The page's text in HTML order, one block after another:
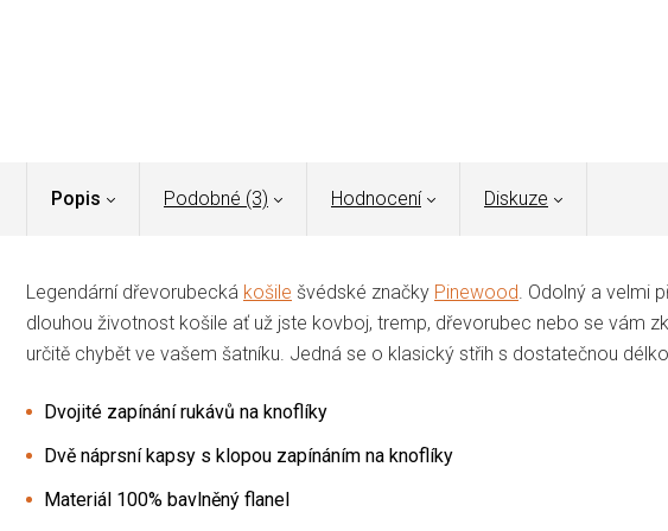
Popis Podobné (3) Hodnocení Diskuze
Legendární dřevorubecká košile švédské značky Pinewood. Odolný a velmi
dlouhou životnost košile ať už jste kovboj, tremp, dřevorubec nebo se vám
určitě chybět ve vašem šatníku. Jedná se o klasický střih s dostatečnou
Dvojité zapínání rukávů na knoflíky
Dvě náprsní kapsy s klopou zapínáním na knoflíky
Materiál 100% bavlněný flanel